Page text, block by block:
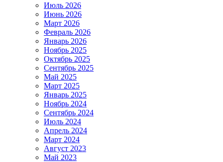
Июль 2026
Июнь 2026
Март 2026
Февраль 2026
Январь 2026
Ноябрь 2025
Октябрь 2025
Сентябрь 2025
Май 2025
Март 2025
Январь 2025
Ноябрь 2024
Сентябрь 2024
Июль 2024
Апрель 2024
Март 2024
Август 2023
Май 2023